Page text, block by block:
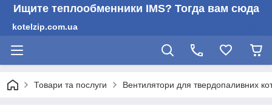
Ищите теплообменники IMS? Тогда вам сюда
kotelzip.com.ua
Товари та послуги Вентилятори для твердопаливних